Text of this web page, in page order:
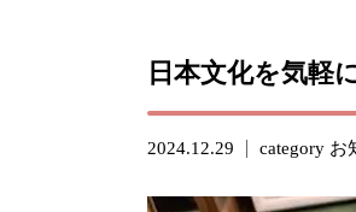
日本文化を気軽
2024.12.29 category お